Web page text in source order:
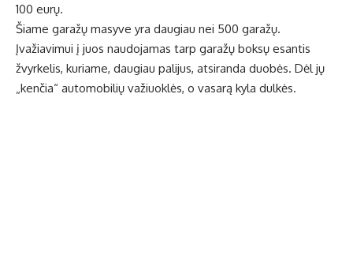
100 eurų.
Šiame garažų masyve yra daugiau nei 500 garažų.
Įvažiavimui į juos naudojamas tarp garažų boksų esantis
žvyrkelis, kuriame, daugiau palijus, atsiranda duobės. Dėl jų
„kenčia“ automobilių važiuoklės, o vasarą kyla dulkės.